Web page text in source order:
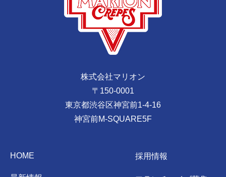
株式会社マリオン
〒150-0001
東京都渋谷区神宮前1-4-16
神宮前M-SQUARE5F
HOME 採用情報